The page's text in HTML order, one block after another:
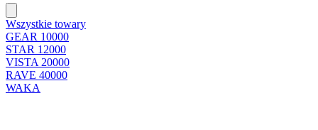
Wszystkie towary
GEAR 10000
STAR 12000
VISTA 20000
RAVE 40000
WAKA